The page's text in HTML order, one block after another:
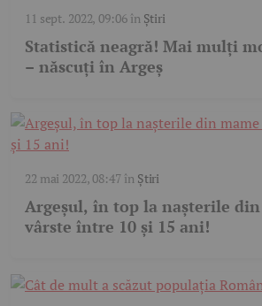
11 sept. 2022, 09:06în Știri
Statistică neagră! Mai mulți
– născuți în Argeș
22 mai 2022, 08:47în Știri
Argeșul, în top la naşterile
vârste între 10 şi 15 ani!